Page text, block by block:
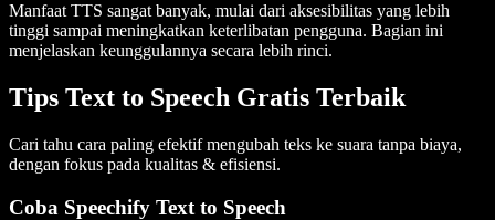
Manfaat TTS sangat banyak, mulai dari aksesibilitas yang lebih
tinggi sampai meningkatkan keterlibatan pengguna. Bagian ini
menjelaskan keunggulannya secara lebih rinci.
Tips Text to Speech Gratis Terbaik
Cari tahu cara paling efektif mengubah teks ke suara tanpa biaya,
dengan fokus pada kualitas & efisiensi.
Coba Speechify Text to Speech